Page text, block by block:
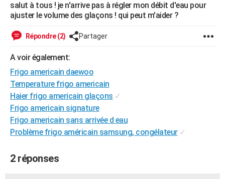
Essais
Réserver un essai
Citadines
Berlines
SUV
Forum auto
+HIGH-TECH
Mobiles
Meilleur smartphone
Internet
Ordinateurs
Jeux vidéo
Guide high-tech
BRICOLAGE
WEEK-END
Guides de France
Escapades
Patrimoine
Expositions
Musées
Week-end nature
+LIFESTYLE
Art de vivre
Bien-être
Loisirs
Mode
Modes de vie
SANTE
Alimentation
Guide de la santé
Maladies
Médicaments
Sommeil
VOYAGE
Destinations
City break
Voyage nature
Voyage de noces
Forum
Climat
PHOTO
GUIDES D'ACHAT
salut à tous ! je n'arrive pas à régler mon débit d'eau pour
ajuster le volume des glaçons ! qui peut m'aider ?
Répondre (2) Partager
A voir également:
Frigo americain daewoo
Temperature frigo americain
Haier frigo americain glaçons ✓
Frigo americain signature
Frigo americain sans arrivée d eau
Problème frigo américain samsung, congélateur ✓
2 réponses